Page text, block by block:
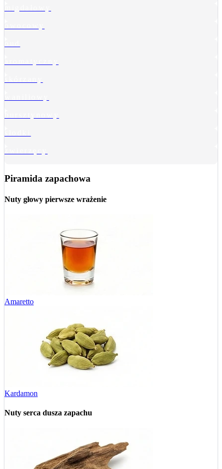
Piramida zapachowa
Nuty głowy pierwsze wrażenie
Amaretto
Kardamon
Nuty serca dusza zapachu